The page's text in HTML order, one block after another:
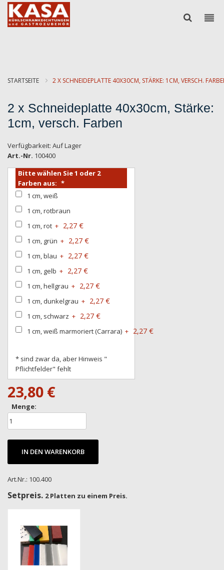
STARTSEITE 2 X SCHNEIDEPLATTE 40X30CM, STÄRKE: 1CM, VERSCH.
2 x Schneideplatte 40x30cm, Stärke:
1cm, versch. Farben
Verfügbarkeit: Auf Lager
Art.-Nr. 100400
Bitte wählen Sie 1 oder 2
Farben aus:
1 cm, weiß
1 cm, rotbraun
1 cm, rot + 2,27 €
1 cm, grün + 2,27 €
1 cm, blau + 2,27 €
1 cm, gelb + 2,27 €
1 cm, hellgrau + 2,27 €
1 cm, dunkelgrau + 2,27 €
1 cm, schwarz + 2,27 €
1 cm, weiß marmoriert (Carrara) + 2,27 €
* sind zwar da, aber Hinweis "
Pflichtfelder" fehlt
23,80 €
Menge:
IN DEN WARENKORB
Art.Nr.: 100.400
Setpreis. 2 Platten zu einem Preis.
Ende
Bildgalerie
springen